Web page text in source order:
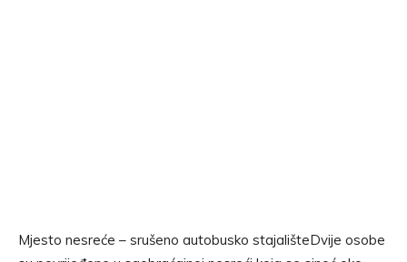
Mjesto nesreće – srušeno autobusko stajališteDvije osobe